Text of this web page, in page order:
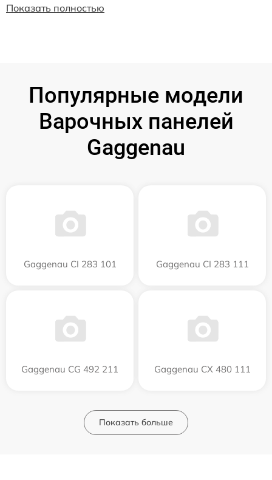
Показать полностью
Популярные модели
Варочных панелей
Gaggenau
Gaggenau CI 283 101 Gaggenau CI 283 111
Gaggenau CG 492 211 Gaggenau CX 480 111
Показать больше